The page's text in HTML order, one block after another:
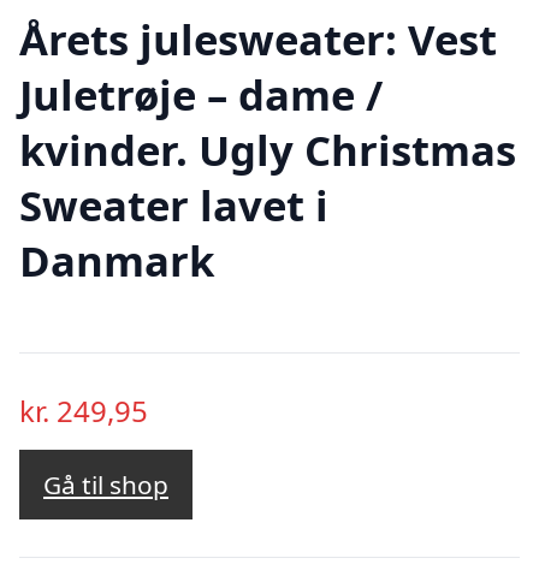
Årets julesweater: Vest
Juletrøje – dame /
kvinder. Ugly Christmas
Sweater lavet i
Danmark
kr. 249,95
Gå til shop